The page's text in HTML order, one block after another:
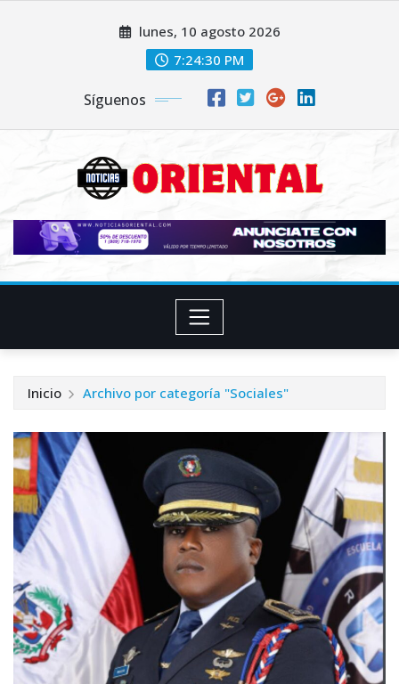
lunes, 10 agosto 2026
7:24:32 PM
Síguenos
Inicio Archivo por categoría "Sociales"